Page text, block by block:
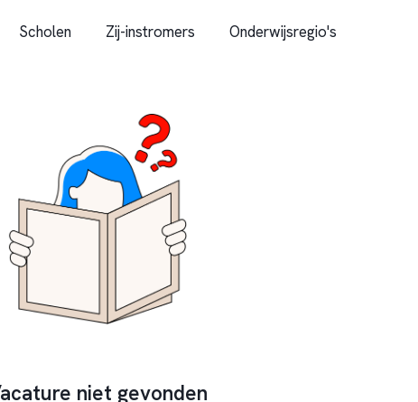
Scholen Zij-instromers Onderwijsregio's
niet gevonden